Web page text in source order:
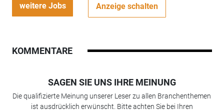
weitere Jobs Anzeige schalten
KOMMENTARE
SAGEN SIE UNS IHRE MEINUNG
Die qualifizierte Meinung unserer Leser zu allen Branchenthemen
ist ausdrücklich erwünscht. Bitte achten Sie bei Ihren